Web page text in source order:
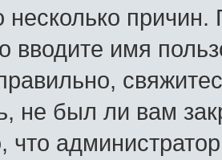
причин.
вводите имя
не был ли вам
что